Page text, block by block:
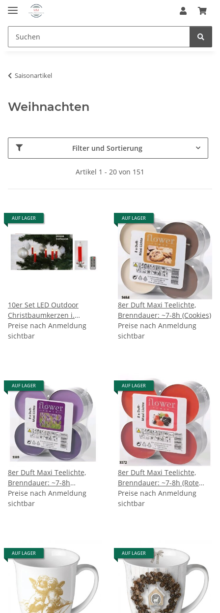
Saisonartikel
Weihnachten
Filter und Sortierung
Artikel 1 - 20 von 151
AUF LAGER
10er Set LED Outdoor
Christbaumkerzen i.
Fernbed mit Dimmer,
permanent leuchtend oder
Preise nach Anmeldung
sichtbar
AUF LAGER
8er Duft Maxi Teelichte,
Brenndauer: ~7-8h (Cookies)
Preise nach Anmeldung
sichtbar
AUF LAGER
8er Duft Maxi Teelichte,
Brenndauer: ~7-8h
(Lavendel)
Preise nach Anmeldung
sichtbar
AUF LAGER
8er Duft Maxi Teelichte,
Brenndauer: ~7-8h (Rote
Früchte)
Preise nach Anmeldung
sichtbar
AUF LAGER AUF LAGER